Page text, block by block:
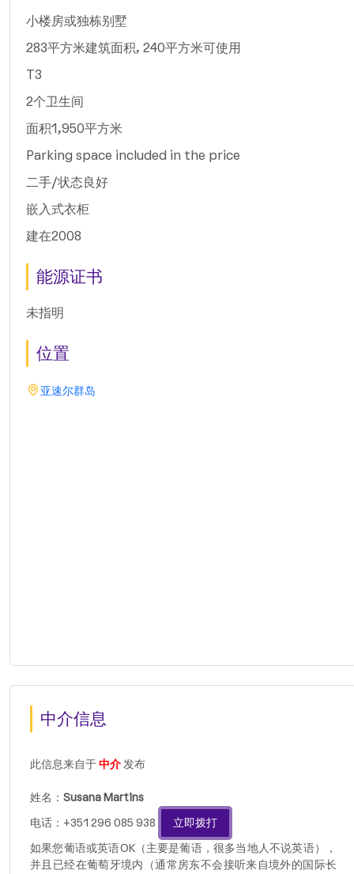
小楼房或独栋别墅
283平方米建筑面积, 240平方米可使用
T3
2个卫生间
面积1,950平方米
Parking space included in the price
二手/状态良好
嵌入式衣柜
建在2008
能源证书
未指明
位置
亚速尔群岛
中介信息
此信息来自于中介发布
姓名： Susana Martins
电话：+351 296 085 938
立即拨打
如果您葡语或英语OK（主要是葡语，很多当地人不说英语），
并且已经在葡萄牙境内（通常房东不会接听来自境外的国际长